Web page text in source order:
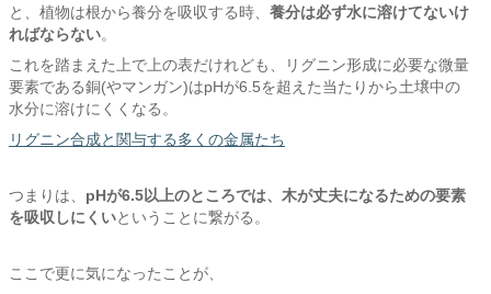
と、植物は根から養分を吸収する時、 養分は必ず水に溶けてないけ
ればならない。
これを踏まえた上で上の表だけれども、リグニン形成に必要な微量
要素である銅(やマンガン)はpHが6.5を超えた当たりから土壌中の
水分に溶けにくくなる。
リグニン合成と関与する多くの金属たち
つまりは、 pHが6.5以上のところでは、木が丈夫になるための要素
を吸収しにくいということに繋がる。
ここで更に気になったことが、